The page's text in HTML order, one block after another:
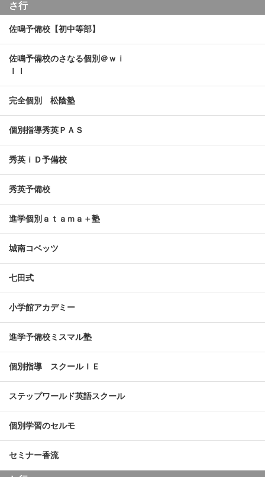
さ行
佐鳴予備校【初中等部】
佐鳴予備校のさなる個別＠ｗｉ
ｌｌ
完全個別 松陰塾
個別指導秀英ＰＡＳ
秀英ｉＤ予備校
秀英予備校
進学個別ａｔａｍａ＋塾
城南コベッツ
七田式
小学館アカデミー
進学予備校ミスマル塾
個別指導 スクールＩＥ
ステップワールド英語スクール
個別学習のセルモ
セミナー香流